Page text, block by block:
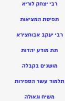
רבי יצחק לוריא
תפיסת המציאות
רבי יעקב אבוחצירא
תת מודע יהדות
מושגים בקבלה
תלמוד עשר הספירות
משיח וגאולה